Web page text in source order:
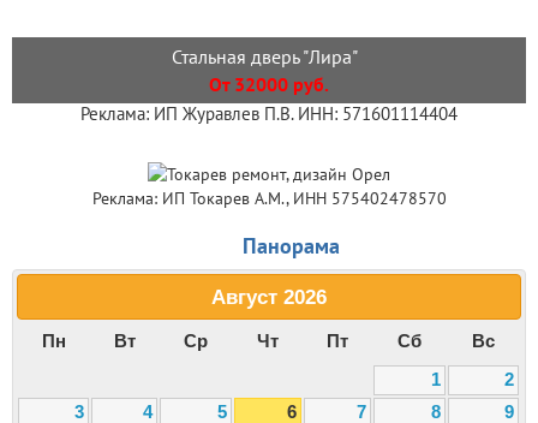
Стальная дверь "Лира"
От 32000 руб.
Реклама: ИП Журавлев П.В. ИНН: 571601114404
Реклама: ИП Токарев А.М., ИНН 575402478570
Панорама
Август 2026
Пн Вт Ср Чт Пт Сб
Вс
1
2
3
4 5 6 7 8
9